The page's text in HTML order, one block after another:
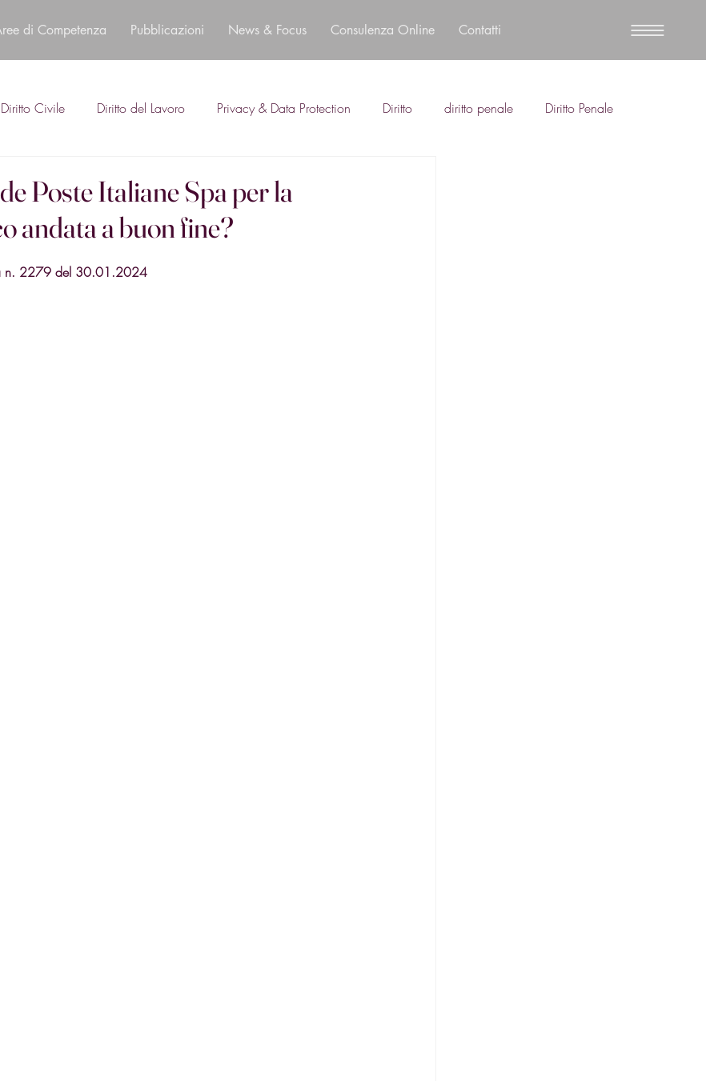
di Competenza Pubblicazioni News & Focus Consulenza Online Contatti
Diritto Civile Diritto del Lavoro Privacy & Data Protection Diritto diritto penale Diritto Penale
Poste Italiane Spa per la
andata a buon fine?
n. 2279 del 30.01.2024